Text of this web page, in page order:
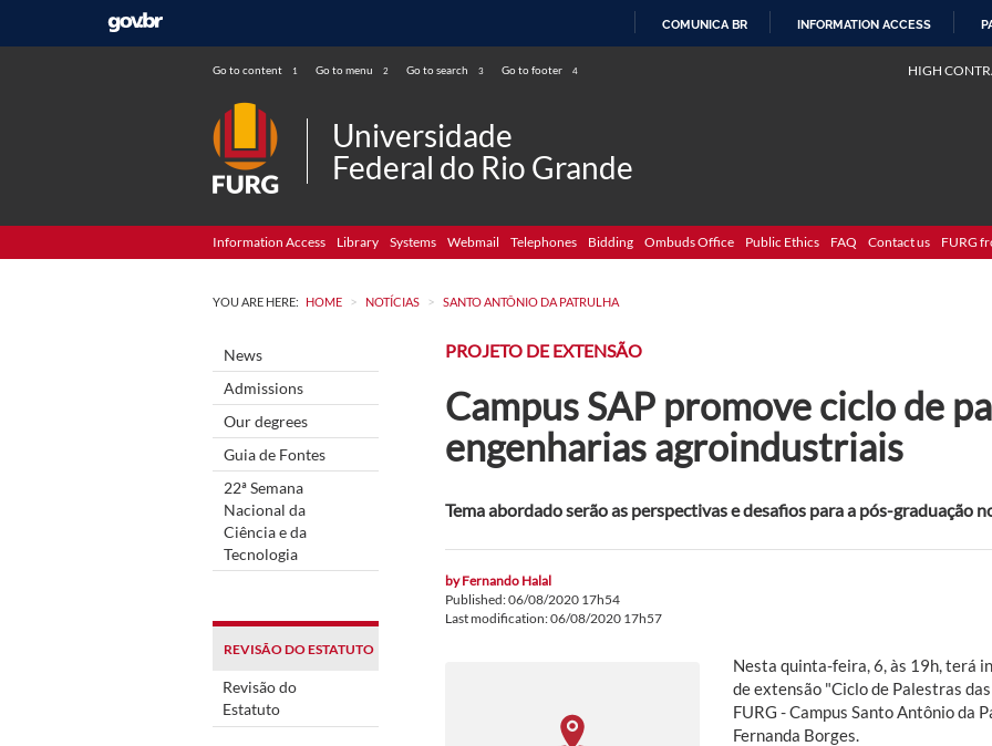
COMUNICA BR INFORMATION ACCESS
Go to content 1 Go to menu 2 Go to search 3 Go to footer 4 HIGH
Universidade
Federal do Rio Grande
Information Access Library Systems Webmail Telephones Bidding Ombuds Office Public Ethics FAQ Contact us FURG
YOU ARE HERE: HOME > NOTÍCIAS > SANTO ANTÔNIO DA PATRULHA
News
Admissions
Our degrees
Guia de Fontes
22ª Semana
Nacional da
Ciência e da
Tecnologia
REVISÃO DO ESTATUTO
Revisão do
Estatuto
PROJETO DE EXTENSÃO
Campus SAP promove ciclo de
engenharias agroindustriais
Tema abordado serão as perspectivas e desafios para a pós-graduação
byFernando Halal
Published: 06/08/2020 17h54
Last modification: 06/08/2020 17h57
Nesta quinta-feira, 6, às 19h, terá
de extensão "Ciclo de Palestras
FURG - Campus Santo Antônio da
Fernanda Borges.